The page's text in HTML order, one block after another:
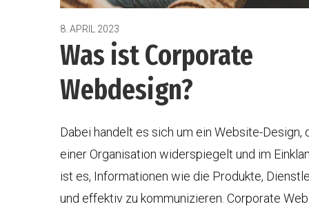
8. APRIL 2023
Was ist Corporate
Webdesign?
Dabei handelt es sich um ein Website-
einer Organisation widerspiegelt und im
ist es, Informationen wie die Produkte,
und effektiv zu kommunizieren. Corporate